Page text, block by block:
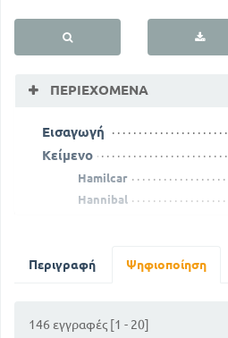
ΠΕΡΙΕΧΌΜΕΝΑ
Εισαγωγή
Κείμενο
Hamilcar
Hannibal
Ερμηνευτικές σημειώσεις
Κάτων
Περιγραφή Ψηφιοποίηση
146 εγγραφές [1 - 20]